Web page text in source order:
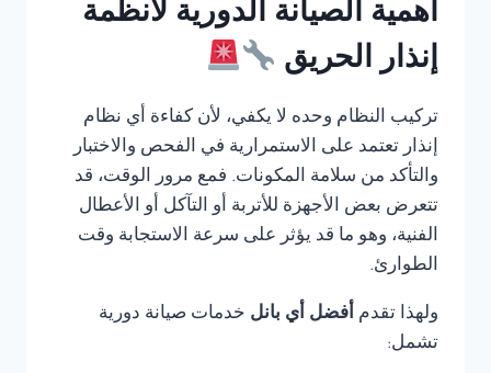
أهمية الصيانة الدورية لأنظمة
إنذار الحريق
تركيب النظام وحده لا يكفي، لأن كفاءة أي نظام
إنذار تعتمد على الاستمرارية في الفحص والاختبار
والتأكد من سلامة المكونات. فمع مرور الوقت، قد
تتعرض بعض الأجهزة للأتربة أو التآكل أو الأعطال
الفنية، وهو ما قد يؤثر على سرعة الاستجابة وقت
الطوارئ.
ولهذا تقدم أفضل أي بانل خدمات صيانة دورية
تشمل: